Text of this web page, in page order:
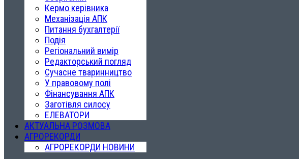
Кермо керівника
Механізація АПК
Питання бухгалтерії
Подія
Регіональний вимір
Редакторський погляд
Сучасне тваринництво
У правовому полі
Фінансування АПК
Заготівля силосу
ЕЛЕВАТОРИ
АКТУАЛЬНА РОЗМОВА
АГРОРЕКОРДИ
АГРОРЕКОРДИ НОВИНИ